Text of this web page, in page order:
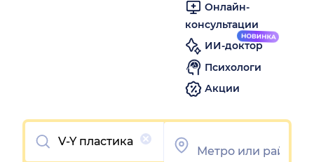
Онлайн-
консультации
ИИ-доктор
Психологи
Акции
Очистить